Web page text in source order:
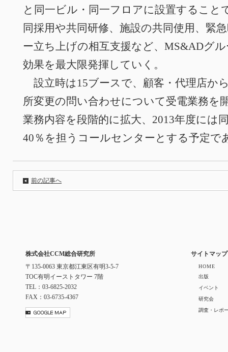
と同一ビル・同一フロアに設置すること
同採用や共同研修、施設の共同使用、緊
ー立ち上げの相互支援など、MS&ADグ
効果を最大限発揮していく。
設立時は15ブースで、顧客・代理店か
所変更の問い合わせについて受電業務を
業務内容を段階的に拡大、2013年度には
40％を担うコールセンターとする予定で
前の記事へ
株式会社CCM総合研究所
〒135-0063 東京都江東区有明3-5-7
TOC有明イーストタワー 7階
TEL：03-6825-2032
FAX：03-6735-4367
サイトマップ
HOME
出版
イベント
研究会
調査・レポ